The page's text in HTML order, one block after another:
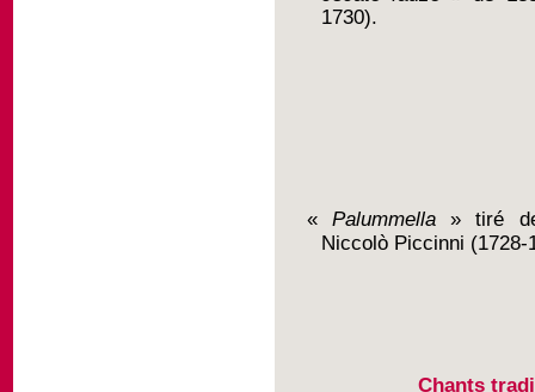
1730).
«Palummella »
tiré
Niccolò Piccinni (1728-
Chants